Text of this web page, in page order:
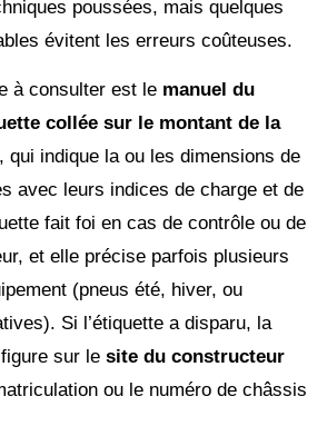
poussées, mais quelques
évitent les erreurs coûteuses.
à consulter est le manuel du
collée sur le montant de la
, qui indique la ou les dimensions de
avec leurs indices de charge et de
fait foi en cas de contrôle ou de
et elle précise parfois plusieurs
(pneus été, hiver, ou
Si l’étiquette a disparu, la
sur le site du constructeur
ou le numéro de châssis